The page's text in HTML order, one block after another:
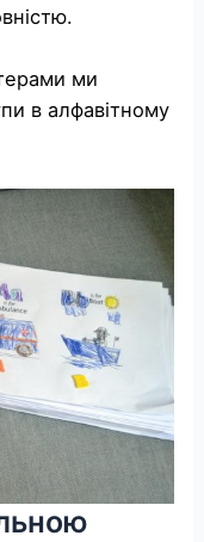
ми
в алфавітному